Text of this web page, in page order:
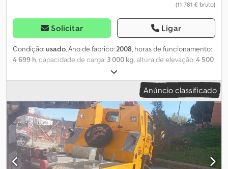
(11 781 € bruto)
Solicitar Ligar
Condição:usado, Ano de fabrico:2008, horas de funcionamento:
4 699 h, capacidade de carga: 3 000 kg, altura de elevação:4 500
, altura de construção:
estado dos pneus:60 percentagem, peso em vazio:4 730 kg, cor:
, Equipamentos adicionais: Deslizador lateral, dispositivo de
ajuste de garfos. Equipamento especial: 3.ª válvula, 4.ª válvula,
aprovação STVZO, cabine completa, certificado CE, espelho
retrovisor interno, luz rotativa, limpa para-brisas, pedal único.
Descrição: Inspecionado na oficina com aprovação UVV. Dcodpfx
Aeztf D Eoc Dok
Anúncio classificado